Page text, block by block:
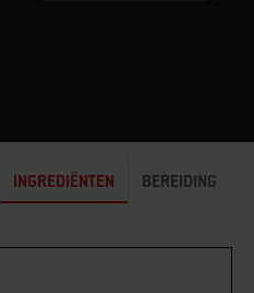
INGREDIËNTEN BEREIDING